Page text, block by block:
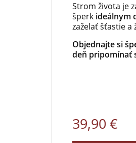
Strom života je
šperk ideálnym
zaželať šťastie
Objednajte si
deň pripomínať
39,90 €